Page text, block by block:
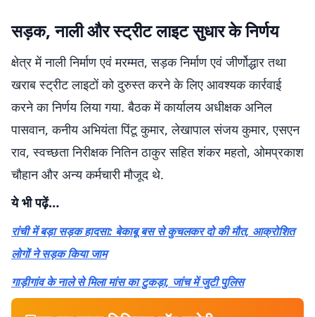
सड़क, नाली और स्ट्रीट लाइट सुधार के निर्णय
क्षेत्र में नाली निर्माण एवं मरम्मत, सड़क निर्माण एवं जीर्णोद्धार तथा
खराब स्ट्रीट लाइटों को दुरुस्त करने के लिए आवश्यक कार्रवाई
करने का निर्णय लिया गया. बैठक में कार्यालय अधीक्षक अनिल
पासवान, कनीय अभियंता पिंटू कुमार, लेखापाल संजय कुमार, एसएन
राव, स्वच्छता निरीक्षक नितिन ठाकुर सहित शंकर महतो, ओमप्रकाश
चौहान और अन्य कर्मचारी मौजूद थे.
ये भी पढ़ें…
रांची में बड़ा सड़क हादसा: बेकाबू बस से कुचलकर दो की मौत, आक्रोशित
लोगों ने सड़क किया जाम
गाड़ीगांव के नाले से मिला मांस का टुकड़ा, जांच में जुटी पुलिस